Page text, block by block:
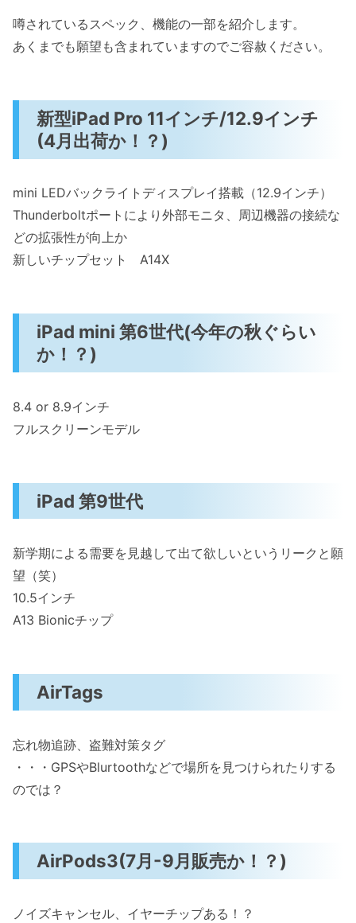
噂されているスペック、機能の一部を紹介します。
あくまでも願望も含まれていますのでご容赦ください。
新型iPad Pro 11インチ/12.9インチ
(4月出荷か！？)
mini LEDバックライトディスプレイ搭載（12.9インチ）
Thunderboltポートにより外部モニタ、周辺機器の接続な
どの拡張性が向上か
新しいチップセット A14X
iPad mini 第6世代(今年の秋ぐらい
か！？)
8.4 or 8.9インチ
フルスクリーンモデル
iPad 第9世代
新学期による需要を見越して出て欲しいというリークと願
望（笑）
10.5インチ
A13 Bionicチップ
AirTags
忘れ物追跡、盗難対策タグ
・・・GPSやBlurtoothなどで場所を見つけられたりする
のでは？
AirPods3(7月-9月販売か！？)
ノイズキャンセル、イヤーチップある！？